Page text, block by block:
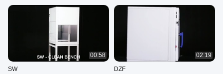
00:58
SW
02:19
DZF